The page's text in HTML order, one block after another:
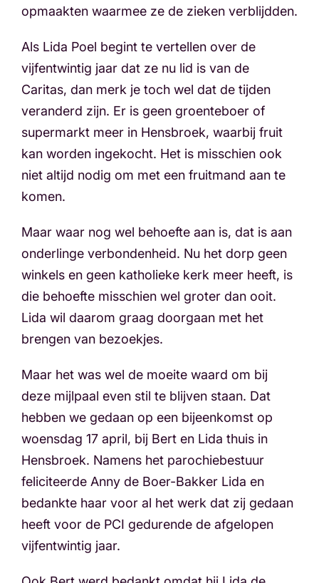
opmaakten waarmee ze de zieken verblijdden.
Als Lida Poel begint te vertellen over de
vijfentwintig jaar dat ze nu lid is van de
Caritas, dan merk je toch wel dat de tijden
veranderd zijn. Er is geen groenteboer of
supermarkt meer in Hensbroek, waarbij fruit
kan worden ingekocht. Het is misschien ook
niet altijd nodig om met een fruitmand aan te
komen.
Maar waar nog wel behoefte aan is, dat is aan
onderlinge verbondenheid. Nu het dorp geen
winkels en geen katholieke kerk meer heeft, is
die behoefte misschien wel groter dan ooit.
Lida wil daarom graag doorgaan met het
brengen van bezoekjes.
Maar het was wel de moeite waard om bij
deze mijlpaal even stil te blijven staan. Dat
hebben we gedaan op een bijeenkomst op
woensdag 17 april, bij Bert en Lida thuis in
Hensbroek. Namens het parochiebestuur
feliciteerde Anny de Boer-Bakker Lida en
bedankte haar voor al het werk dat zij gedaan
heeft voor de PCI gedurende de afgelopen
vijfentwintig jaar.